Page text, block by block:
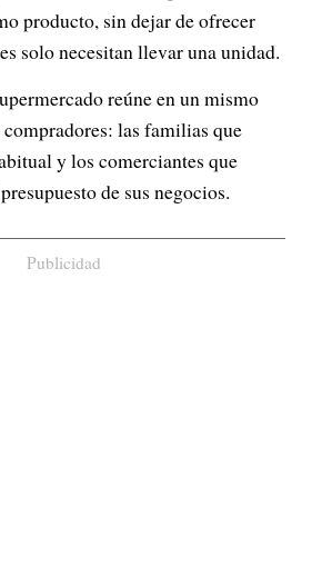
producto, sin dejar de ofrecer
solo necesitan llevar una unidad.
reúne en un mismo
las familias que
y los comerciantes que
de sus negocios.
Publicidad